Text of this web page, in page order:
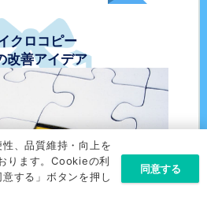
クロコピー
改善アイデア
、品質維持・向上を
ります。Cookieの利
する」ボタンを押し
同意する